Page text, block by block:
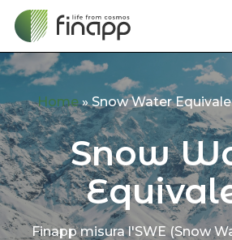
Skip
main
content
Home»Snow Water
Snow
Finapp misura l'SWE (Snow